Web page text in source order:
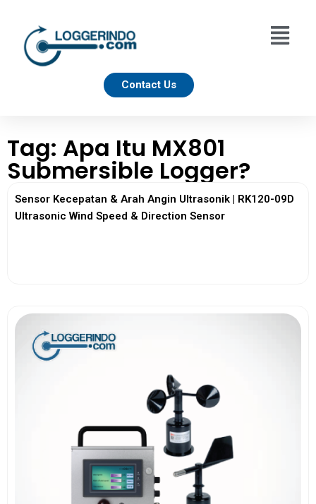
Contact Us
Tag: Apa Itu MX801
Submersible Logger?
Sensor Kecepatan & Arah Angin Ultrasonik | RK120-09D
Ultrasonic Wind Speed & Direction Sensor